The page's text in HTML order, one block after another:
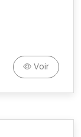
Voir